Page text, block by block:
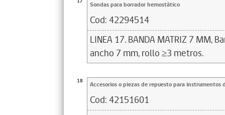
Sondas para borrador hemostático
Cod: 42294514
LINEA 17. BANDA MATRIZ 7 MM,
ancho 7 mm, rollo ≥3 metros.
18 Accesorios o piezas de repuesto para instrumentos
Cod: 42151601